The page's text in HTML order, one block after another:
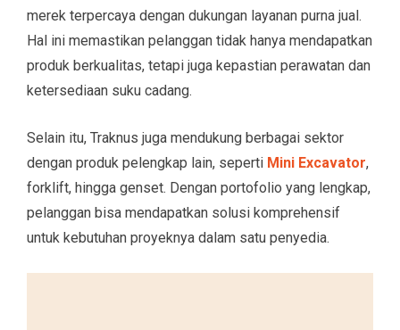
merek terpercaya dengan dukungan layanan purna jual.
Hal ini memastikan pelanggan tidak hanya mendapatkan
produk berkualitas, tetapi juga kepastian perawatan dan
ketersediaan suku cadang.
Selain itu, Traknus juga mendukung berbagai sektor
dengan produk pelengkap lain, seperti Mini Excavator,
forklift, hingga genset. Dengan portofolio yang lengkap,
pelanggan bisa mendapatkan solusi komprehensif
untuk kebutuhan proyeknya dalam satu penyedia.